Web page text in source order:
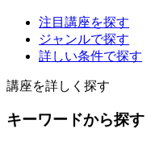
注目講座を探す
ジャンルで探す
詳しい条件で探す
講座を詳しく探す
キーワードから探す